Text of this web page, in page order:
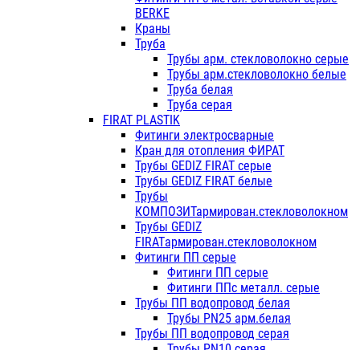
BERKE
Краны
Труба
Трубы арм. стекловолокно серые
Трубы арм.стекловолокно белые
Труба белая
Труба серая
FIRAT PLASTIK
Фитинги электросварные
Кран для отопления ФИРАТ
Трубы GEDIZ FIRAT серые
Трубы GEDIZ FIRAT белые
Трубы
КОМПОЗИТармирован.стекловолокном
Трубы GEDIZ
FIRATармирован.стекловолокном
Фитинги ПП серые
Фитинги ПП серые
Фитинги ППс металл. серые
Трубы ПП водопровод белая
Трубы PN25 арм.белая
Трубы ПП водопровод серая